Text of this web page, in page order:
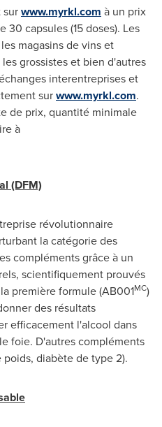
surwww.myrkl.com à un prix
capsules (15 doses). Les
magasins de vins et
grossistes et bien d'autres
interentreprises et
surwww.myrkl.com.
de prix, quantité minimale
à
(DFM)
révolutionnaire
la catégorie des
compléments grâce à un
scientifiquement prouvés
première formule (AB001MC)
des résultats
efficacement l'alcool dans
foie. D'autres compléments
diabète de type 2).